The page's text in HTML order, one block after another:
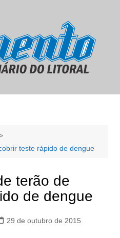
teste rápido de dengue
terão de
de dengue
29 de outubro de 2015